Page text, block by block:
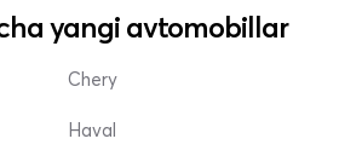
yangi avtomobillar
Chery
Haval